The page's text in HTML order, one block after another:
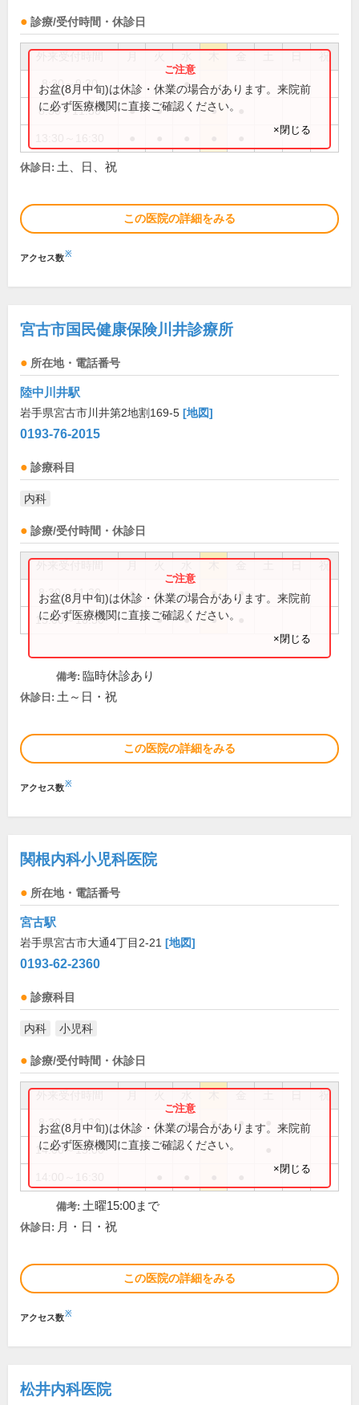
診療/受付時間・休診日
祝
8:30～9:30 ●
8:30～11:30 ● ● ●
お盆(8月中旬)は休診・休業の場合があります。来院前
に必ず医療機関に直接ご確認ください。
×閉じる
休診日: 土、日、祝
この医院の詳細をみる
アクセス数※
宮古市国民健康保険川井診療所
所在地・電話番号
陸中川井駅
岩手県宮古市川井第2地割169-5 [地図]
0193-76-2015
診療科目
内科
診療/受付時間・休診日
祝
8:30～11:30 ● ● ● ● ●
15:00～16:30 ● ● ●
お盆(8月中旬)は休診・休業の場合があります。来院前
に必ず医療機関に直接ご確認ください。
×閉じる
備考: 臨時休診あり
休診日: 土～日・祝
この医院の詳細をみる
アクセス数※
関根内科小児科医院
所在地・電話番号
宮古駅
岩手県宮古市大通4丁目2-21 [地図]
0193-62-2360
診療科目
内科 小児科
診療/受付時間・休診日
祝
8:30～11:30 ● ● ● ●
14:00～15:00
お盆(8月中旬)は休診・休業の場合があります。来院前
に必ず医療機関に直接ご確認ください。
×閉じる
備考: 土曜15:00まで
休診日: 月・日・祝
この医院の詳細をみる
アクセス数※
松井内科医院